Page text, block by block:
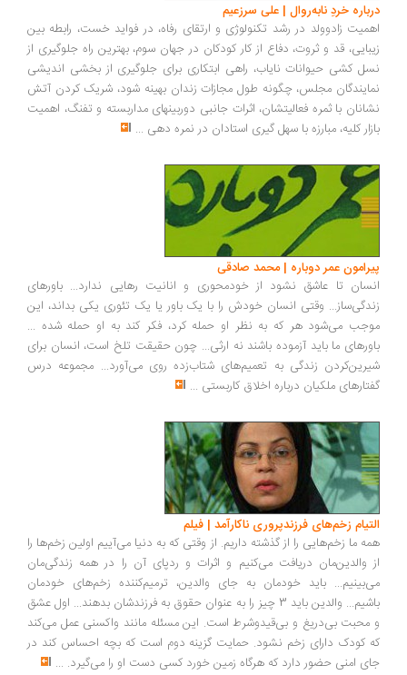
درباره خردِ نابه‌روال | علی سرزعیم
اهمیت زادوولد در رشد تکنولوژی و ارتقای رفاه، در فواید خست، رابطه بین
زیبایی، قد و ثروت، دفاع از کار کودکان در جهان سوم، بهترین راه جلوگیری از
نسل کشی حیوانات نایاب، راهی ابتکاری برای جلوگیری از بخشی اندیشی
نمایندگان مجلس، چگونه طول مجازات زندان بهینه شود، شریک کردن آتش
نشانان با ثمره فعالیتشان، اثرات جانبی دوربینهای مداربسته و تفنگ، اهمیت
بازار کلیه، مبارزه با سهل گیری استادان در نمره دهی ...
پیرامون عمر دوباره | محمد صادقی
انسان تا عاشق نشود از خودمحوری و انانیت رهایی ندارد... باورهای
زندگی‌ساز... وقتی انسان خودش را با یک باور یا یک تئوری یکی بداند، این
موجب می‌شود هر که به نظر او حمله کرد، فکر کند به او حمله شده ...
باورهای ما باید آزموده باشند نه ارثی... چون حقیقت تلخ است، انسان برای
شیرین‌کردن زندگی به تعمیم‌های شتاب‌زده روی می‌آورد... مجموعه درس
گفتارهای ملکیان درباره اخلاق کاربستی ...
التیام زخم‌های فرزندپروری ناکارآمد | فیلم
همه ما زخم‌هایی را از گذشته داریم. از وقتی که به دنیا می‌آییم اولین زخم‌ها را
از والدین‌مان دریافت می‌کنیم و اثرات و ردپای آن را در همه زندگی‌مان
می‌بینیم... باید خودمان به جای والدین، ترمیم‌کننده زخم‌های خودمان
باشیم... والدین باید 3 چیز را به عنوان حقوق به فرزندشان بدهند... اول عشق
و محبت بی‌دریغ و بی‌قیدوشرط است. این مسئله مانند واکسنی عمل می‌کند
که کودک دارای زخم نشود. حمایت گزینه دوم است که بچه احساس کند در
جای امنی حضور دارد که هرگاه زمین خورد کسی دست او را می‌گیرد. ...